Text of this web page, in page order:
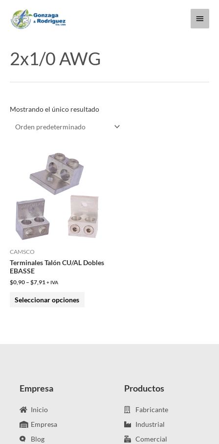
contenido
Menú
2x1/0 AWG
Mostrando el único resultado
CAMSCO
Terminales Talón CU/AL Dobles
EBASSE
$0,90 – $7,91 + IVA
Seleccionar opciones
variantes.
Las
opciones
se
elegir
Empresa
Inicio
Empresa
Blog
Productos
Fabricante
Industrial
Comercial